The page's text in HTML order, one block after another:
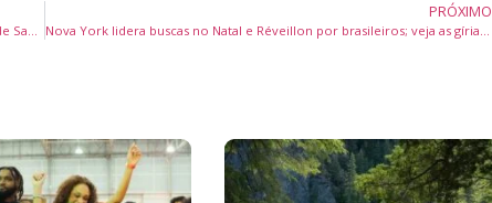
BNDES aprova R$ 632 milhões do Brasil Soberano para empresas de Santa Catarina
PRÓXIMO
Nova York lidera buscas no Natal e Réveillon por brasileiros; veja as gírias para se virar na cidade